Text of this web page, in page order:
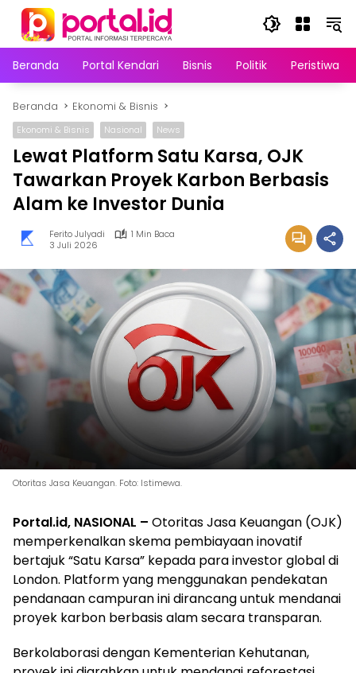
Langsung
konten
Beranda
Portal Kendari Bisnis Politik Peristiwa
Beranda Ekonomi & Bisnis
Ekonomi & Bisnis Nasional News
Lewat Platform Satu Karsa, OJK
Tawarkan Proyek Karbon Berbasis
Alam ke Investor Dunia
Ferito Julyadi
1 Min Baca
3 Juli 2026
Otoritas Jasa Keuangan. Foto: Istimewa.
Portal.id, NASIONAL – Otoritas Jasa Keuangan (OJK)
memperkenalkan skema pembiayaan inovatif
bertajuk “Satu Karsa” kepada para investor global di
London. Platform yang menggunakan pendekatan
pendanaan campuran ini dirancang untuk mendanai
proyek karbon berbasis alam secara transparan.
Berkolaborasi dengan Kementerian Kehutanan,